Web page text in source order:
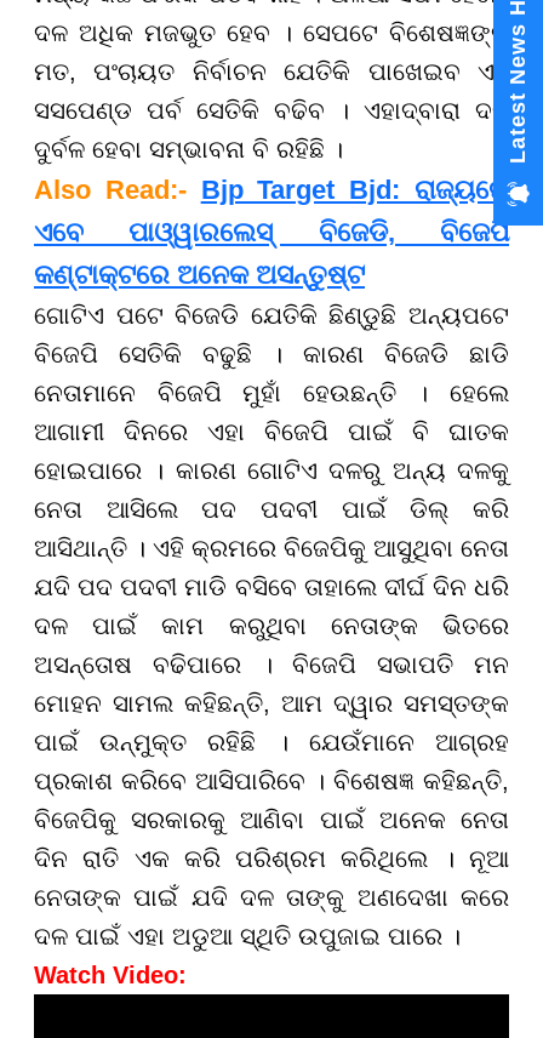
ଦଳ ଅଧିକ ମଜଭୁତ ହେବ । ସେପଟେ ବିଶେଷଜ୍ଞଙ୍କ
ମତ, ପଂଚାୟତ ନିର୍ବାଚନ ଯେତିକି ପାଖେଇବ ଏହି
ସସପେଣ୍ଡ ପର୍ବ ସେତିକି ବଢିବ । ଏହାଦ୍ବାରା ଦଳ
ଦୁର୍ବଳ ହେବା ସମ୍ଭାବନା ବି ରହିଛି ।
Also Read:- Bjp Target Bjd: ରାଜ୍ୟରେ
ଏବେ ପାଓ୍ୱାରଲେସ୍ ବିଜେଡି, ବିଜେପି
କଣ୍ଟାକ୍ଟରେ ଅନେକ ଅସନ୍ତୁଷ୍ଟ
ଗୋଟିଏ ପଟେ ବିଜେଡି ଯେତିକି ଛିଣ୍ଡୁଛି ଅନ୍ୟପଟେ
ବିଜେପି ସେତିକି ବଢୁଛି । କାରଣ ବିଜେଡି ଛାଡି
ନେତାମାନେ ବିଜେପି ମୁହାଁ ହେଉଛନ୍ତି । ହେଲେ
ଆଗାମୀ ଦିନରେ ଏହା ବିଜେପି ପାଇଁ ବି ଘାତକ
ହୋଇପାରେ । କାରଣ ଗୋଟିଏ ଦଳରୁ ଅନ୍ୟ ଦଳକୁ
ନେତା ଆସିଲେ ପଦ ପଦବୀ ପାଇଁ ଡିଲ୍ କରି
ଆସିଥାନ୍ତି । ଏହି କ୍ରମରେ ବିଜେପିକୁ ଆସୁଥିବା ନେତା
ଯଦି ପଦ ପଦବୀ ମାଡି ବସିବେ ତାହାଲେ ଦୀର୍ଘ ଦିନ ଧରି
ଦଳ ପାଇଁ କାମ କରୁଥିବା ନେତାଙ୍କ ଭିତରେ
ଅସନ୍ତୋଷ ବଢିପାରେ । ବିଜେପି ସଭାପତି ମନ
ମୋହନ ସାମଲ କହିଛନ୍ତି, ଆମ ଦ୍ୱାର ସମସ୍ତଙ୍କ
ପାଇଁ ଉନ୍ମୁକ୍ତ ରହିଛି । ଯେଉଁମାନେ ଆଗ୍ରହ
ପ୍ରକାଶ କରିବେ ଆସିପାରିବେ । ବିଶେଷଜ୍ଞ କହିଛନ୍ତି,
ବିଜେପିକୁ ସରକାରକୁ ଆଣିବା ପାଇଁ ଅନେକ ନେତା
ଦିନ ରାତି ଏକ କରି ପରିଶ୍ରମ କରିଥିଲେ । ନୂଆ
ନେତାଙ୍କ ପାଇଁ ଯଦି ଦଳ ତାଙ୍କୁ ଅଣଦେଖା କରେ
ଦଳ ପାଇଁ ଏହା ଅଡୁଆ ସ୍ଥିତି ଉପୁଜାଇ ପାରେ ।
Watch Video:
Latest News Hub